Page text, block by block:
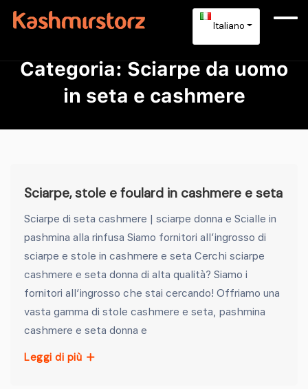
Italiano
Categoria: Sciarpe da uomo
in seta e cashmere
Sciarpe, stole e foulard in cashmere e seta
Sciarpe di seta cashmere | sciarpe donna e Scialle in
pashmina alla rinfusa Siamo fornitori all’ingrosso di
sciarpe e stole in cashmere e seta Cerchi sciarpe
cashmere e seta donna di alta qualità? Siamo i
fornitori all’ingrosso che stai cercando! Offriamo una
vasta gamma di stole cashmere e seta, pashmina
cashmere e seta donna e
Leggi di più